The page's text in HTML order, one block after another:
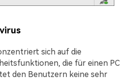
sich auf die
die für einen PC
den Benutzern keine sehr